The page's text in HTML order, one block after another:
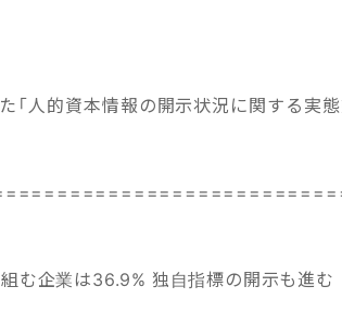
「人的資本情報の開示状況に関する実態
む企業は36.9% 独自指標の開示も進む